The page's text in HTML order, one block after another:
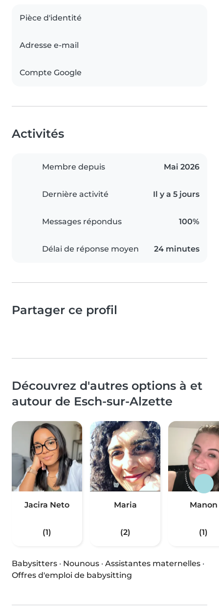
Pièce d'identité
Adresse e-mail
Compte Google
Activités
Membre depuis Mai 2026
Dernière activité Il y a 5 jours
Messages répondus 100%
Délai de réponse moyen 24 minutes
Partager ce profil
Découvrez d'autres options à et
autour de Esch-sur-Alzette
Jacira Neto
(1)
Maria
(2)
Manon
(1)
Babysitters · Nounous · Assistantes maternelles ·
Offres d'emploi de babysitting